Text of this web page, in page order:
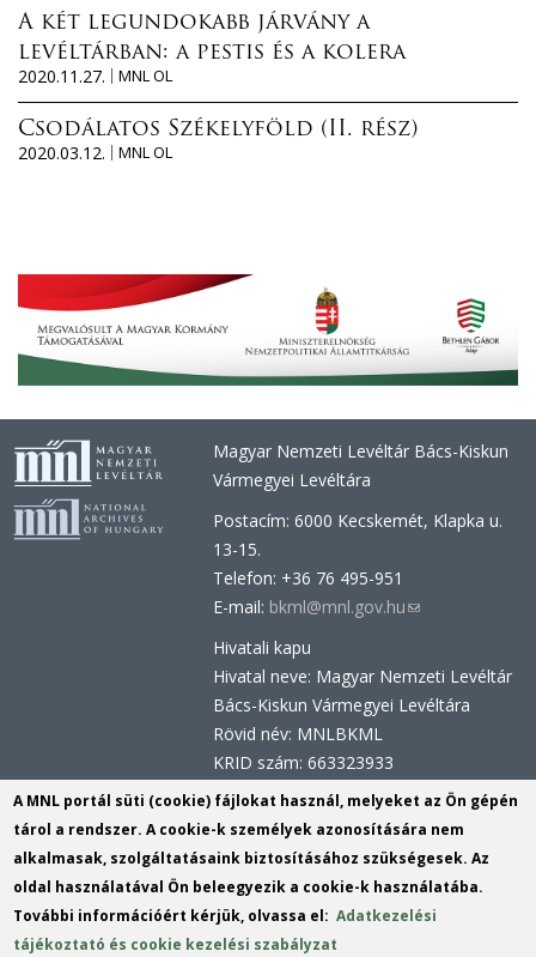
A két legundokabb járvány a
levéltárban: a pestis és a kolera
2020.11.27.
MNL OL
Csodálatos Székelyföld (II. rész)
2020.03.12.
MNL OL
Magyar Nemzeti Levéltár Bács-Kiskun
Vármegyei Levéltára
Postacím: 6000 Kecskemét, Klapka u.
13-15.
Telefon: +36 76 495-951
E-mail: bkml@mnl.gov.hu(link
mail)
Hivatali kapu
Hivatal neve: Magyar Nemzeti Levéltár
Bács-Kiskun Vármegyei Levéltára
Rövid név: MNLBKML
KRID szám: 663323933
Hivatali kapu - Központi Érkeztetési
Rendszer (KÉR)
Hivatal neve: Magyar Nemzeti Levéltár
Rövid név: MNL BKML
KRID szám: 113809158
Tartalomszerkesztők:
A MNL portál süti (cookie) fájlokat használ, melyeket az Ön gépén
tárol a rendszer. A cookie-k személyek azonosítására nem
alkalmasak, szolgáltatásaink biztosításához szükségesek. Az
oldal használatával Ön beleegyezik a cookie-k használatába.
További információért kérjük, olvassa el:Adatkezelési
tájékoztató és cookie kezelési szabályzat